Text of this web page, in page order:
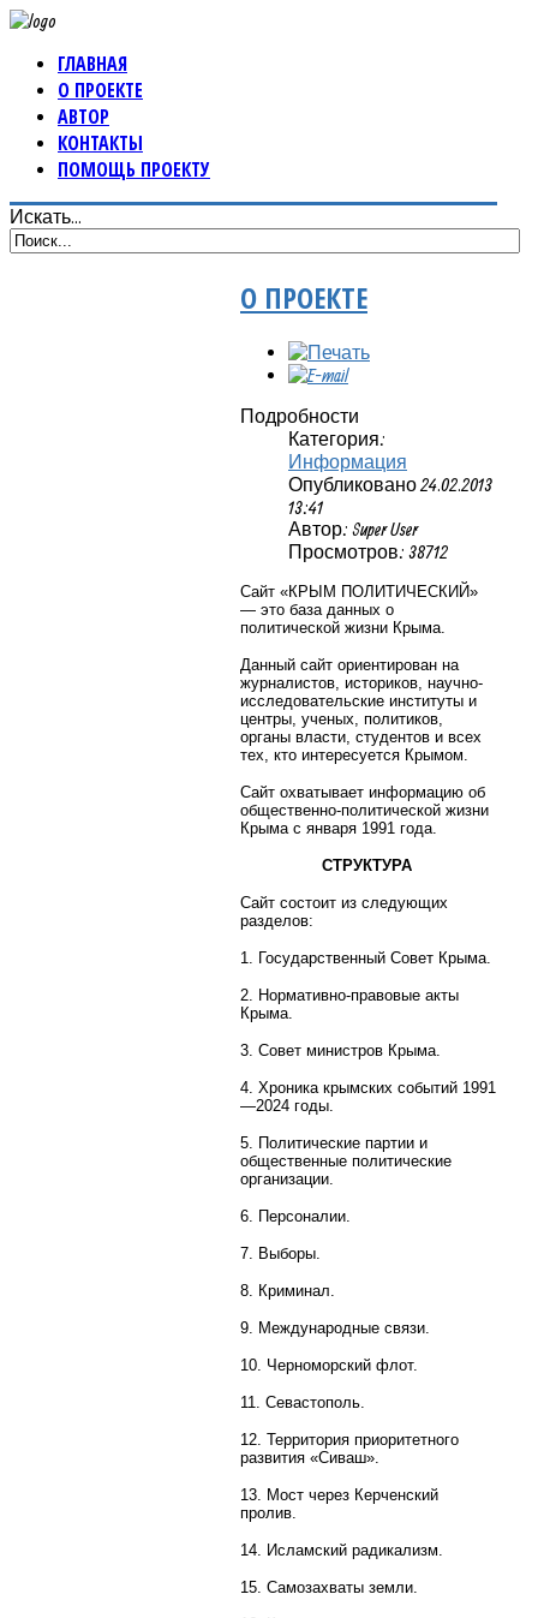
ГЛАВНАЯ
О ПРОЕКТЕ
АВТОР
КОНТАКТЫ
ПОМОЩЬ ПРОЕКТУ
Искать...
О ПРОЕКТЕ
Подробности
Категория:
Информация
Опубликовано 24.02.2013
13:41
Автор: Super User
Просмотров: 38712
Сайт «КРЫМ ПОЛИТИЧЕСКИЙ»
— это база данных о
политической жизни Крыма.
Данный сайт ориентирован на
журналистов, историков, научно-
исследовательские институты и
центры, ученых, политиков,
органы власти, студентов и всех
тех, кто интересуется Крымом.
Сайт охватывает информацию об
общественно-политической жизни
Крыма с января 1991 года.
СТРУКТУРА
Сайт состоит из следующих
разделов:
1. Государственный Совет Крыма.
2. Нормативно-правовые акты
Крыма.
3. Совет министров Крыма.
4. Хроника крымских событий 1991
—2024 годы.
5. Политические партии и
общественные политические
организации.
6. Персоналии.
7. Выборы.
8. Криминал.
9. Международные связи.
10. Черноморский флот.
11. Севастополь.
12. Территория приоритетного
развития «Сиваш».
13. Мост через Керченский
пролив.
14. Исламский радикализм.
15. Самозахваты земли.